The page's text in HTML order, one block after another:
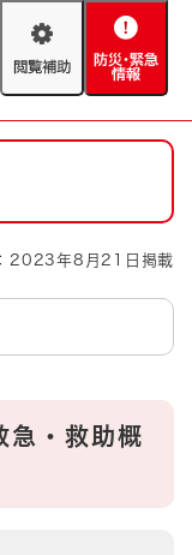
閲
助
防
緊
設置箇所
2023年8月21日掲載
急・救助概